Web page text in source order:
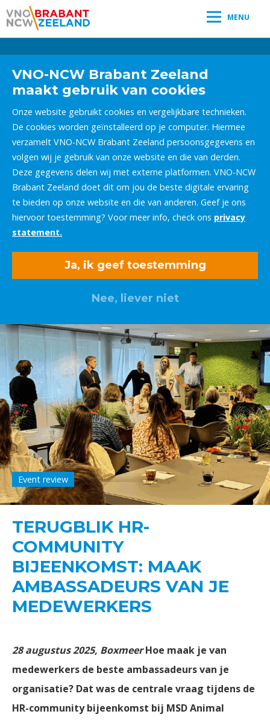
MENU
VNO-NCW Brabant Zeeland
maakt gebruik van cookies
Onze website gebruikt cookies en vergelijkbare technieken.
De cookies worden geïnstalleerd op je computer. Hiermee
verzamelt VNO-NCW Brabant Zeeland persoonsgegevens en
volgen wij je gebruik van onze website en die van derden.
Deze gegevens delen wij met externe platformen. VNO-NCW
Brabant Zeeland doet dit om jou de beste digitale ervaring
te bieden op onze website en die van anderen. Geef je ons
hiervoor toestemming? Voor meer info, check ons privacy
statement.
Ja, ik geef toestemming
Nee, liever niet
Event review
TERUGBLIK HR-
COMMUNITY
BIJEENKOMST: MAAK
AMBASSADEURS VAN JE
MEDEWERKERS
28 augustus 2025, BoxmeerHoe maak je van
medewerkers de beste ambassadeurs van je
organisatie? Dat was de centrale vraag tijdens de
HR-community bijeenkomst bij MSD Animal